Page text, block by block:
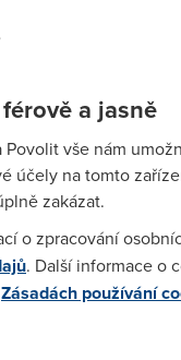
tip na adsl
nerozumim, ale uz
nabízí se i s
přes
a na to kolik ten
věc co jsem musel
a jasně
Povolit vše nám
účely na tomto
zakázat.
o zpracování
. Další informace o
Zásadách používání